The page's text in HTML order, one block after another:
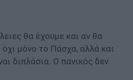
θα έχουμε και αν θα
μόνο το Πάσχα, αλλά και
διπλάσια. Ο πανικός δεν